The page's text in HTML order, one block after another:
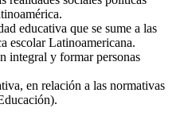
educativa que se sume a las
escolar Latinoamericana.
integral y formar personas
en relación a las normativas